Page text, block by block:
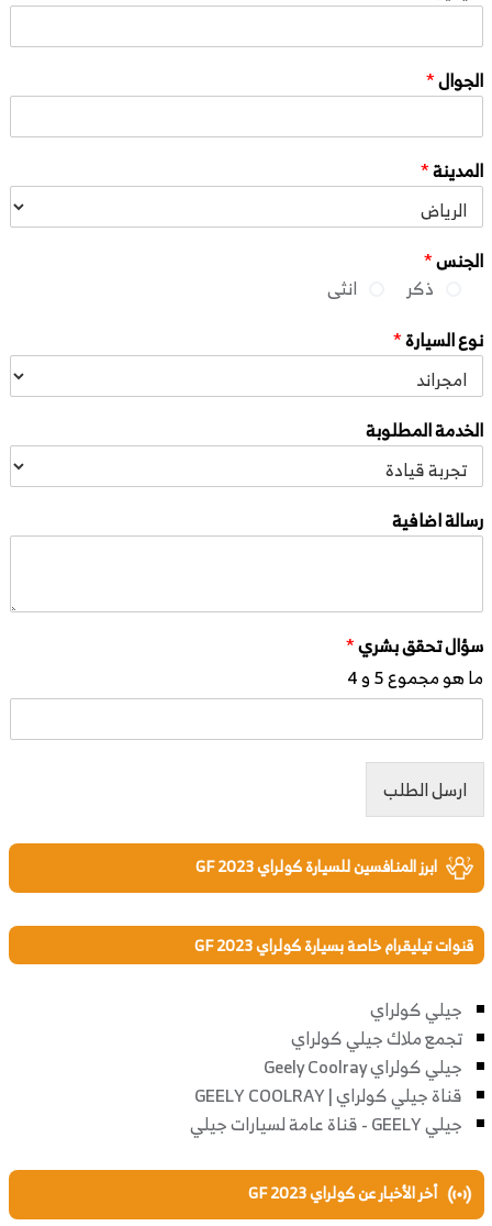
الجوال*
المدينة*
الجنس*
ذكر
انثى
نوع السيارة*
الخدمة المطلوبة
رسالة اضافية
سؤال تحقق بشري*
ما هو مجموع 5 و 4
ارسل الطلب
ابرز المنافسين للسيارة كولراي GF 2023
قنوات تيليقرام خاصة بسيارة كولراي GF 2023
جيلي كولراي
تجمع ملاك جيلي كولراي
جيلي كولراي Geely Coolray
قناة جيلي كولراي | GEELY COOLRAY
جيلي GEELY - قناة عامة لسيارات جيلي
أخر الأخبار عن كولراي GF 2023